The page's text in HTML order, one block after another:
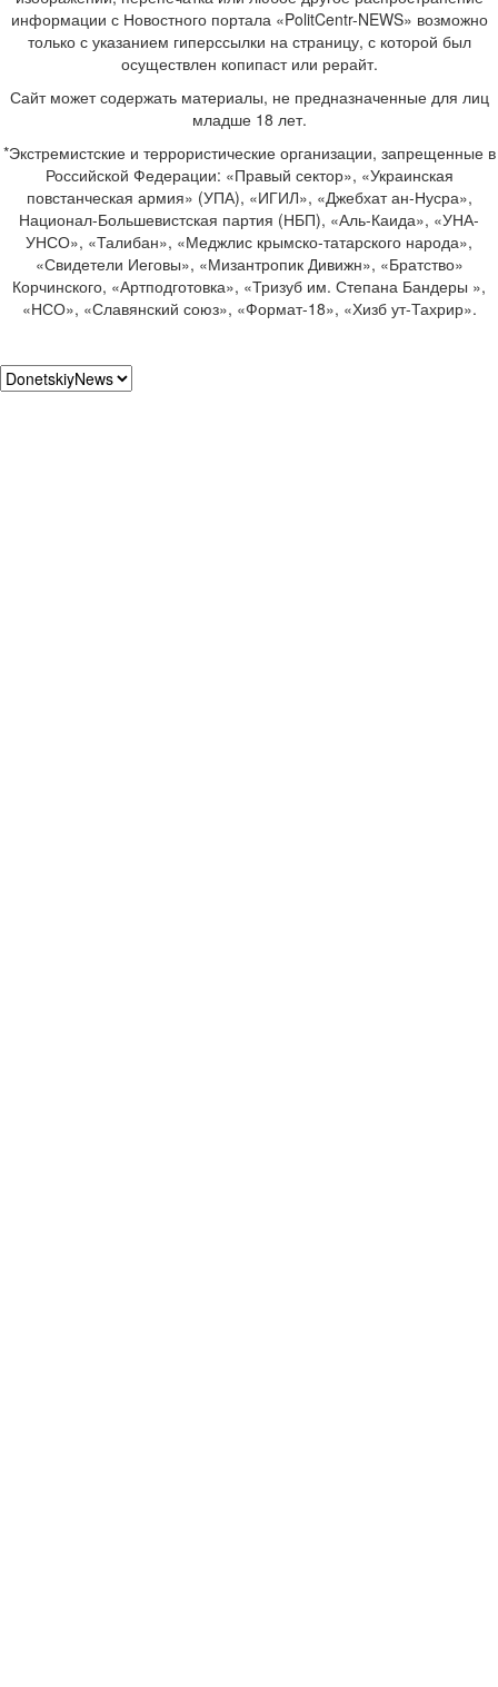
информации с Новостного портала «PolitCentr-NEWS» возможно
только с указанием гиперссылки на страницу, с которой был
осуществлен копипаст или рерайт.
Сайт может содержать материалы, не предназначенные для лиц
младше 18 лет.
*Экстремистские и террористические организации, запрещенные в
Российской Федерации: «Правый сектор», «Украинская
повстанческая армия» (УПА), «ИГИЛ», «Джебхат ан-Нусра»,
Национал-Большевистская партия (НБП), «Аль-Каида», «УНА-
УНСО», «Талибан», «Меджлис крымско-татарского народа»,
«Свидетели Иеговы», «Мизантропик Дивижн», «Братство»
Корчинского, «Артподготовка», «Тризуб им. Степана Бандеры »,
«НСО», «Славянский союз», «Формат-18», «Хизб ут-Тахрир».